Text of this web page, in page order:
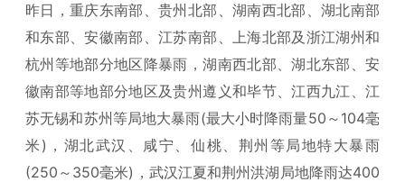
昨日，重庆东南部、贵州北部、湖南西北部、湖北南部
和东部、安徽南部、江苏南部、上海北部及浙江湖州和
杭州等地部分地区降暴雨，湖南西北部、湖北东部、安
徽南部等地部分地区及贵州遵义和毕节、江西九江、江
苏无锡和苏州等局地大暴雨(最大小时降雨量50～104毫
米)，湖北武汉、咸宁、仙桃、荆州等局地特大暴雨
(250～350毫米)，武汉江夏和荆州洪湖局地降雨达400